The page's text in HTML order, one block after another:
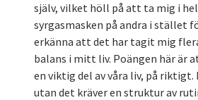
själv, vilket höll på att ta mig i
syrgasmasken på andra i stället
erkänna att det har tagit mig
balans i mitt liv. Poängen här är
en viktig del av våra liv, på
utan det kräver en struktur av